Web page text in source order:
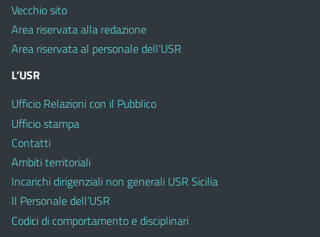
Vecchio sito
Area riservata alla redazione
Area riservata al personale dell’USR
L’USR
Ufficio Relazioni con il Pubblico
Ufficio stampa
Contatti
Ambiti territoriali
Incarichi dirigenziali non generali USR Sicilia
Il Personale dell’USR
Codici di comportamento e disciplinari